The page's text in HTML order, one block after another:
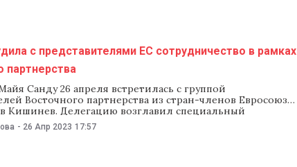
с представителями ЕС сотрудничество в рамках
партнерства
Санду 26 апреля встретилась с группой
Восточного партнерства из стран-членов Евросоюза,
Кишинев. Делегацию возглавил специальный
службы внешних связей Восточного
Дирк Шубель, возглавлявший делегацию ЕС в Молдове в
- 26 Апр 2023 17:57